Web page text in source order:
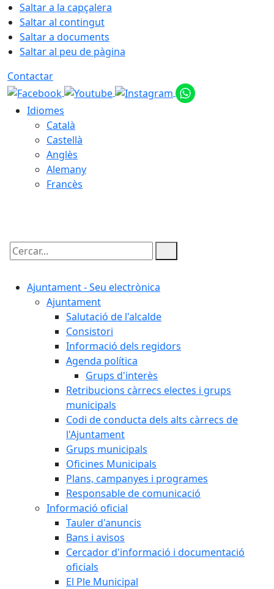
Saltar a la capçalera
Saltar al contingut
Saltar a documents
Saltar al peu de pàgina
Contactar
Idiomes
Català
Castellà
Anglès
Alemany
Francès
Cercar:
Ajuntament - Seu electrònica
Ajuntament
Salutació de l'alcalde
Consistori
Informació dels regidors
Agenda política
Grups d'interès
Retribucions càrrecs electes i grups
municipals
Codi de conducta dels alts càrrecs de
l'Ajuntament
Grups municipals
Oficines Municipals
Plans, campanyes i programes
Responsable de comunicació
Informació oficial
Tauler d'anuncis
Bans i avisos
Cercador d'informació i documentació
oficials
El Ple Municipal